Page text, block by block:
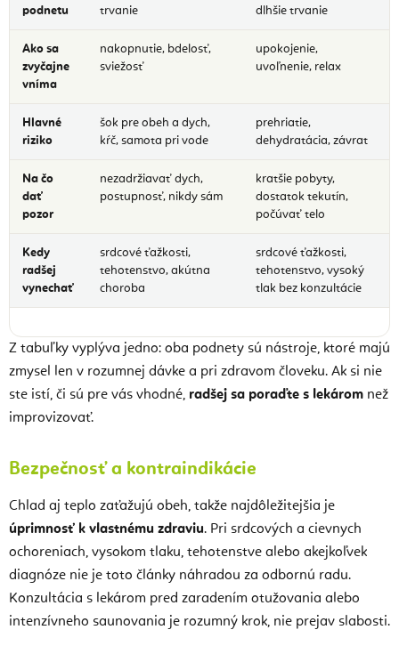
podnetu
trvanie
dlhšie trvanie
Ako sa
zvyčajne
vníma
nakopnutie, bdelosť,
sviežosť
upokojenie,
uvoľnenie, relax
Hlavné
riziko
šok pre obeh a dych,
kŕč, samota pri vode
prehriatie,
dehydratácia, závrat
Na čo
dať
pozor
nezadržiavať dych,
postupnosť, nikdy sám
kratšie pobyty,
dostatok tekutín,
počúvať telo
Kedy
radšej
vynechať
srdcové ťažkosti,
tehotenstvo, akútna
choroba
srdcové ťažkosti,
tehotenstvo, vysoký
tlak bez konzultácie
Z tabuľky vyplýva jedno: oba podnety sú nástroje, ktoré majú
zmysel len v rozumnej dávke a pri zdravom človeku. Ak si nie
ste istí, či sú pre vás vhodné, radšej sa poraďte s lekárom než
improvizovať.
Bezpečnosť a kontraindikácie
Chlad aj teplo zaťažujú obeh, takže najdôležitejšia je
úprimnosť k vlastnému zdraviu. Pri srdcových a cievnych
ochoreniach, vysokom tlaku, tehotenstve alebo akejkoľvek
diagnóze nie je toto články náhradou za odbornú radu.
Konzultácia s lekárom pred zaradením otužovania alebo
intenzívneho saunovania je rozumný krok, nie prejav slabosti.